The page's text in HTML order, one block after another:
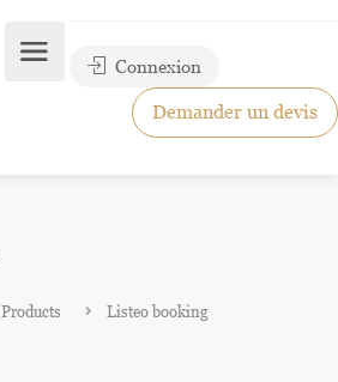
Connexion
Demander un devis
Products
Listeo booking